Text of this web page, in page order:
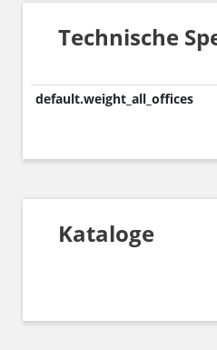
Technische
default.weight_all_offices
Kataloge